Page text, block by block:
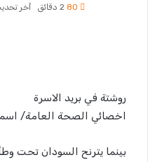
آخر تحديث: 2
روشتة في بريد الاسرة
اخصائي الصحة العامة/
بينما يترنح السودان تحت